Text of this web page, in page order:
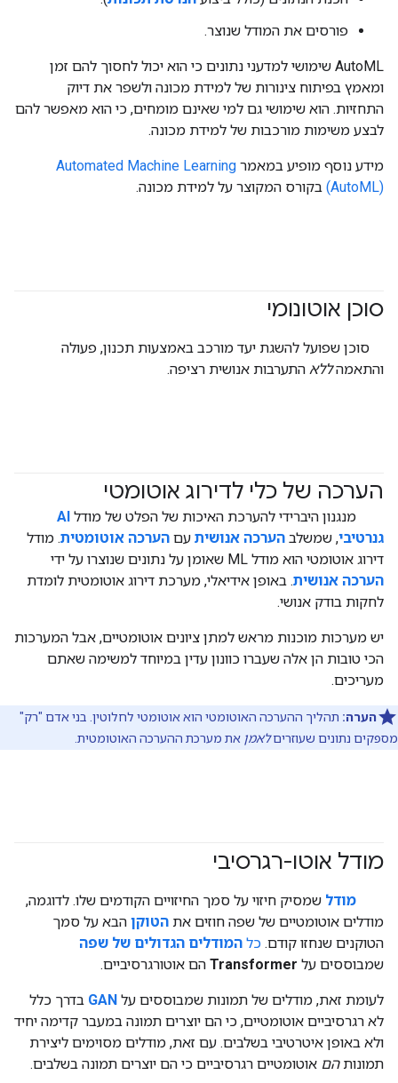
פורסים את המודל שנוצר.
‫AutoML שימושי למדעני נתונים כי הוא יכול לחסוך להם זמן
ומאמץ בפיתוח צינורות של למידת מכונה ולשפר את דיוק
התחזיות. הוא שימושי גם למי שאינם מומחים, כי הוא מאפשר להם
לבצע משימות מורכבות של למידת מכונה.
מידע נוסף מופיע במאמר Automated Machine Learning
(AutoML) בקורס המקוצר על למידת מכונה.
סוכן אוטונומי
סוכן שפועל להשגת יעד מורכב באמצעות תכנון, פעולה
והתאמהללא התערבות אנושית רציפה.
הערכה של כלי לדירוג אוטומטי
#generativeAI
מנגנון היברידי להערכת האיכות של הפלט של מודל AI
גנרטיבי, שמשלב הערכה אנושית עם הערכה אוטומטית. מודל
דירוג אוטומטי הוא מודל ML שאומן על נתונים שנוצרו על ידי
הערכה אנושית. באופן אידיאלי, מערכת דירוג אוטומטית לומדת
לחקות בודק אנושי.
יש מערכות מוכנות מראש למתן ציונים אוטומטיים, אבל המערכות
הכי טובות הן אלה שעברו כוונון עדין במיוחד למשימה שאתם
מעריכים.
הערה: תהליך ההערכה האוטומטי הוא אוטומטי לחלוטין. בני אדם "רק"
מספקים נתונים שעוזריםלאמן את מערכת ההערכה האוטומטית.
מודל אוטו-רגרסיבי
#generativeAI
מודל שמסיק חיזוי על סמך החיזויים הקודמים שלו. לדוגמה,
מודלים אוטומטיים של שפה חוזים את הטוקן הבא על סמך
הטוקנים שנחזו קודם. כל המודלים הגדולים של שפה
שמבוססים על Transformer הם אוטורגרסיביים.
לעומת זאת, מודלים של תמונות שמבוססים על GAN בדרך כלל
לא רגרסיביים אוטומטיים, כי הם יוצרים תמונה במעבר קדימה יחיד
ולא באופן איטרטיבי בשלבים. עם זאת, מודלים מסוימים ליצירת
תמונותהם אוטומטיים רגרסיביים כי הם יוצרים תמונה בשלבים.